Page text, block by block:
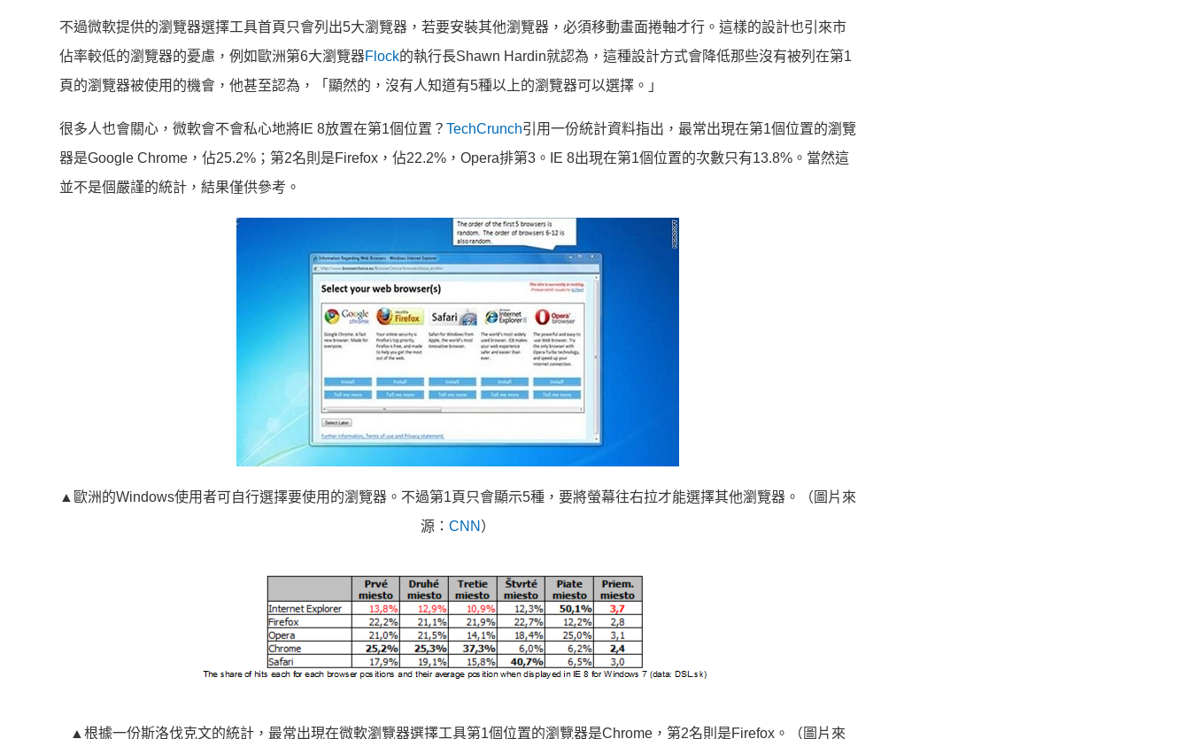
不過微軟提供的瀏覽器選擇工具首頁只會列出5大瀏覽器，若要安裝其他瀏覽器，必須移動畫面捲軸才行。這樣的設計也引來市
佔率較低的瀏覽器的憂慮，例如歐洲第6大瀏覽器Flock的執行長Shawn Hardin就認為，這種設計方式會降低那些沒有被列在第1
頁的瀏覽器被使用的機會，他甚至認為，「顯然的，沒有人知道有5種以上的瀏覽器可以選擇。」
很多人也會關心，微軟會不會私心地將IE 8放置在第1個位置？ TechCrunch引用一份統計資料指出，最常出現在第1個位置的瀏覽
器是Google Chrome，佔25.2%；第2名則是Firefox，佔22.2%，Opera排第3。IE 8出現在第1個位置的次數只有13.8%。當然這
並不是個嚴謹的統計，結果僅供參考。
▲歐洲的Windows使用者可自行選擇要使用的瀏覽器。不過第1頁只會顯示5種，要將螢幕往右拉才能選擇其他瀏覽器。（圖片來
源： CNN ）
▲根據一份斯洛伐克文的統計，最常出現在微軟瀏覽器選擇工具第1個位置的瀏覽器是Chrome，第2名則是Firefox。（圖片來